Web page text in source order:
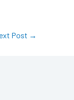
Post →